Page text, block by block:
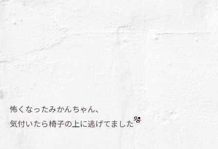
怖くなったみかんちゃん、
気付いたら椅子の上に逃げてました